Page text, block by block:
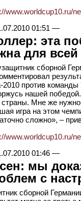
www.worldcup10.ru/
01:51 —
эта
для
сборной
2010 против команды
нашей
страны. Мне же
игра на этом
сложно», –
www.worldcup10.ru/
01:46—
мы
с
сборной